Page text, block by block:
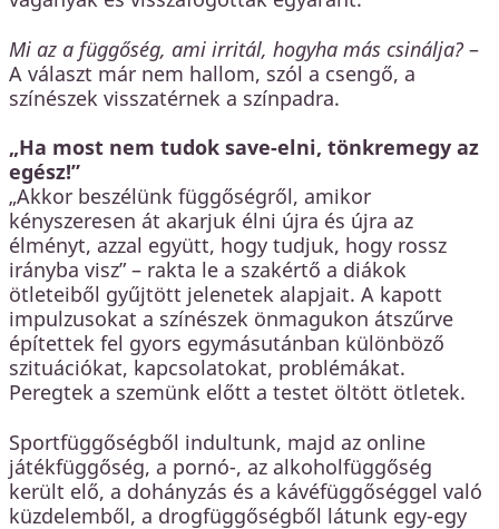
Mi az a függőség, ami irritál, hogyha más csinálja? –
A választ már nem hallom, szól a csengő, a
színészek visszatérnek a színpadra.
„Ha most nem tudok save-elni, tönkremegy az
egész!”
„Akkor beszélünk függőségről, amikor
kényszeresen át akarjuk élni újra és újra az
élményt, azzal együtt, hogy tudjuk, hogy rossz
irányba visz” – rakta le a szakértő a diákok
ötleteiből gyűjtött jelenetek alapjait. A kapott
impulzusokat a színészek önmagukon átszűrve
építettek fel gyors egymásutánban különböző
szituációkat, kapcsolatokat, problémákat.
Peregtek a szemünk előtt a testet öltött ötletek.
Sportfüggőségből indultunk, majd az online
játékfüggőség, a pornó-, az alkoholfüggőség
került elő, a dohányzás és a kávéfüggőséggel való
küzdelemből, a drogfüggőségből látunk egy-egy